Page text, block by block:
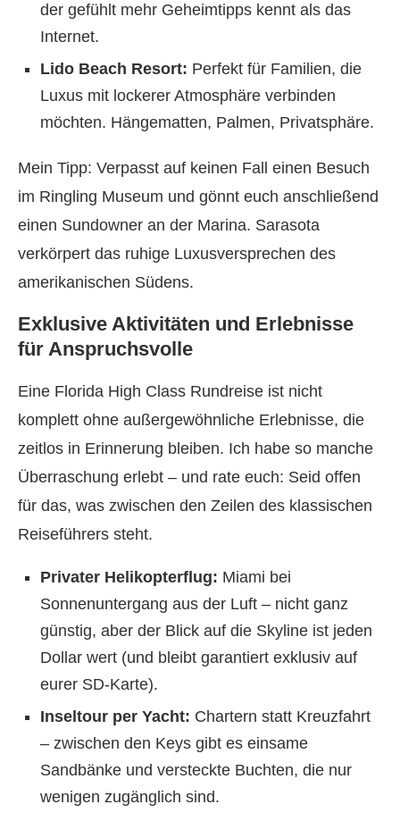
der gefühlt mehr Geheimtipps kennt als das
Internet.
Lido Beach Resort: Perfekt für Familien, die
Luxus mit lockerer Atmosphäre verbinden
möchten. Hängematten, Palmen, Privatsphäre.
Mein Tipp: Verpasst auf keinen Fall einen Besuch
im Ringling Museum und gönnt euch anschließend
einen Sundowner an der Marina. Sarasota
verkörpert das ruhige Luxusversprechen des
amerikanischen Südens.
Exklusive Aktivitäten und Erlebnisse
für Anspruchsvolle
Eine Florida High Class Rundreise ist nicht
komplett ohne außergewöhnliche Erlebnisse, die
zeitlos in Erinnerung bleiben. Ich habe so manche
Überraschung erlebt – und rate euch: Seid offen
für das, was zwischen den Zeilen des klassischen
Reiseführers steht.
Privater Helikopterflug: Miami bei
Sonnenuntergang aus der Luft – nicht ganz
günstig, aber der Blick auf die Skyline ist jeden
Dollar wert (und bleibt garantiert exklusiv auf
eurer SD-Karte).
Inseltour per Yacht: Chartern statt Kreuzfahrt
– zwischen den Keys gibt es einsame
Sandbänke und versteckte Buchten, die nur
wenigen zugänglich sind.